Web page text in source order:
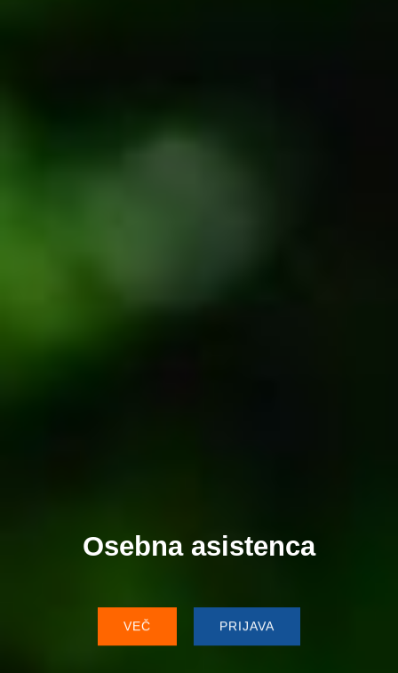
Osebna asistenca
VEČ PRIJAVA